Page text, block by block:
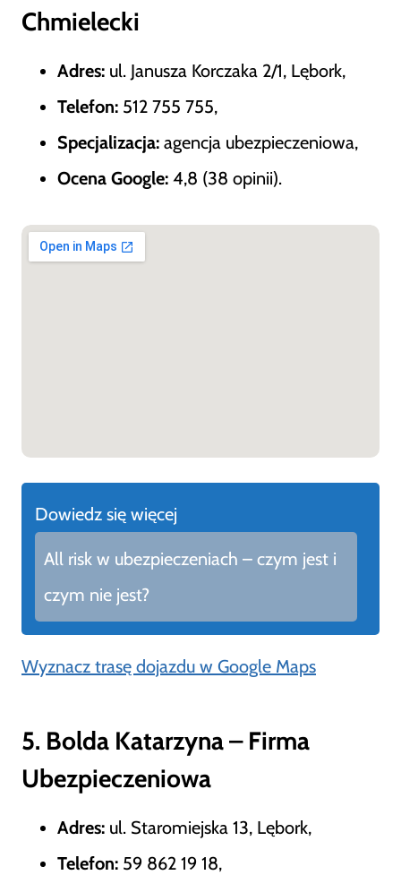
Chmielecki
Adres: ul. Janusza Korczaka 2/1, Lębork,
Telefon: 512 755 755,
Specjalizacja: agencja ubezpieczeniowa,
Ocena Google: 4,8 (38 opinii).
Dowiedz się więcej
All risk w ubezpieczeniach – czym jest i
czym nie jest?
Wyznacz trasę dojazdu w Google Maps
5. Bolda Katarzyna – Firma
Ubezpieczeniowa
Adres: ul. Staromiejska 13, Lębork,
Telefon: 59 862 19 18,